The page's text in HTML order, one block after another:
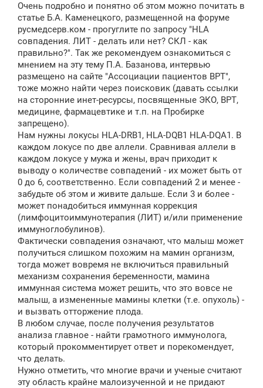
Очень подробно и понятно об этом можно почитать в
статье Б.А. Каменецкого, размещенной на форуме
русмедсерв.ком - прогуглите по запросу "HLA
совпадения. ЛИТ - делать или нет? СКЛ - как
правильно?". Так же рекомендуем ознакомиться с
мнением на эту тему П.А. Базанова, интервью
размещено на сайте "Ассоциации пациентов ВРТ",
тоже можно найти через поисковик (давать ссылки
на сторонние инет-ресурсы, посвященные ЭКО, ВРТ,
медицине, фармацевтике и т.п. на Пробирке
запрещено).
Нам нужны локусы HLA-DRB1, HLA-DQB1 HLA-DQA1. В
каждом локусе по две аллели. Сравнивая аллели в
каждом локусе у мужа и жены, врач приходит к
выводу о количестве совпадений - их может быть от
0 до 6, соответственно. Если совпадений 2 и менее -
забудьте об этом и живите дальше. Если 3 и более -
может понадобиться иммунная коррекция
(лимфоцитоиммунотерапия (ЛИТ) и/или применение
иммуноглобулинов).
Фактически совпадения означают, что малыш может
получиться слишком похожим на мамин организм,
тогда может вовремя не включиться правильный
механизм сохранения беременности, мамина
иммунная система может решить, что это вовсе не
малыш, а измененные мамины клетки (т.е. опухоль) -
и вызвать отторжение плода.
В любом случае, после получения результатов
анализа главное - найти грамотного иммунолога,
который прокомментирует ответ и порекомендует,
что делать.
Нужно отметить, что многие врачи и ученые считают
эту область крайне малоизученной и не придают